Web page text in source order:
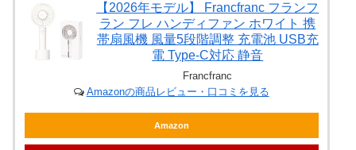
【2026年モデル】 Francfranc フランフ
ラン フレ ハンディファン ホワイト 携
帯扇風機 風量5段階調整 充電池 USB充
電 Type-C対応 静音
Francfranc
Amazonの商品レビュー・口コミを見る
Amazon